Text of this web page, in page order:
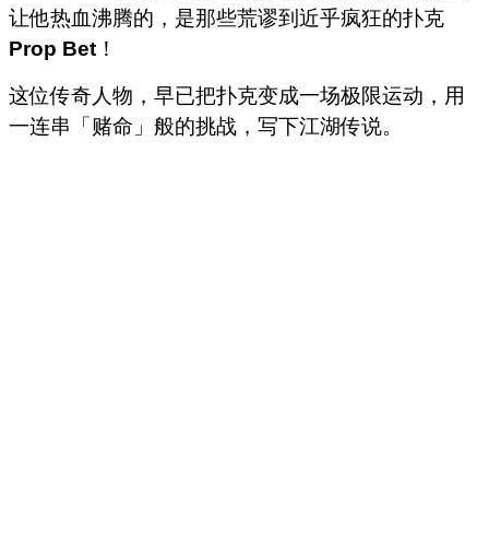
让他热血沸腾的，是那些荒谬到近乎疯狂的扑克
Prop Bet ！
这位传奇人物，早已把扑克变成一场极限运动，用
一连串「赌命」般的挑战，写下江湖传说。